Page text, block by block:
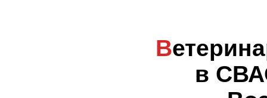
Ветеринарные клиники
в